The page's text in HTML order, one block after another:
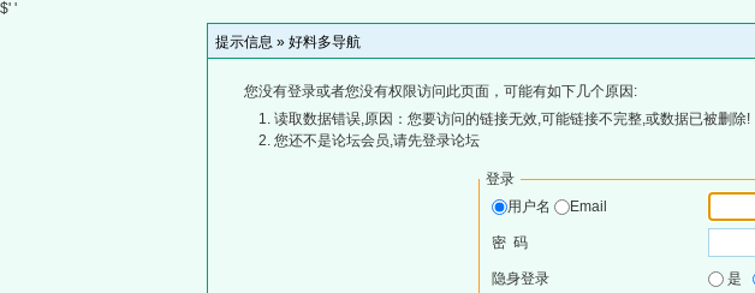
$' '
提示信息 » 好料多导航
您没有登录或者您没有权限访问此页面，可能有如下几个原因:
读取数据错误,原因：您要访问的链接无效,可能链接不完整,或数据已被删除!
您还不是论坛会员,请先登录论坛
登录
用户名
Email
密 码
隐身登录 是